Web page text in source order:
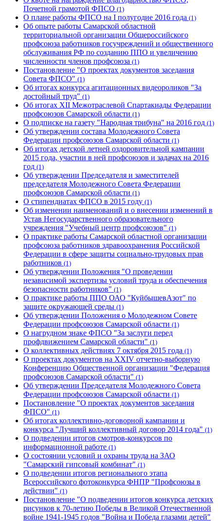
Почетной грамотой ФПСО (1)
О плане работы ФПСО на I полугодие 2016 года (1)
Об опыте работы Самарской областной
территориальной организации Общероссийского
профсоюза работников госучреждений и общественного
обслуживания РФ по созданию ППО и увеличению
численности членов профсоюза (1)
Постановление "О проектах документов заседания
Совета ФПСО" (1)
Об итогах конкурса агитационных видеороликов "За
достойный труд" (1)
Об итогах XII Межотраслевой Спартакиады Федерации
профсоюзов Самарской области (1)
О подписке на газету "Народная трибуна" на 2016 год (1)
Об утверждении состава Молодежного Совета
Федерации профсоюзов Самарской области (1)
Об итогах детской летней оздоровительной кампании
2015 года, участии в ней профсоюзов и задачах на 2016
год (1)
Об утверждении Председателя и заместителей
председателя Молодежного Совета Федерации
профсоюзов Самарской области (1)
О стипендиатах ФПСО в 2015 году (1)
Об изменении наименований и о внесении изменений в
Устав Негосударственного образовательного
учреждения "Учебный центр профсоюзов" (1)
О практике работы Самарской областной организации
профсоюза работников здравоохранения Российской
Федерации в сфере защиты социально-трудовых прав
работников (1)
Об утверждении Положения "О проведении
независимой экспертизы условий труда и обеспечения
безопасности работников" (1)
О практике работы ППО ОАО "КуйбышевАзот" по
защите окружающей среды (1)
Об утверждении Положения о Молодежном Совете
Федерации профсоюзов Самарской области (1)
О нагрудном знаке ФПСО "За заслуги перед
профдвижением Самарской области" (1)
О коллективных действиях 7 октября 2015 года (1)
О проектах документов на XXIV отчетно-выборную
Конференцию Общественной организации "Федерация
профсоюзов Самарской области" (1)
Об утверждении Председателя Молодежного Совета
Федерации профсоюзов Самарской области (1)
Постановление "О проектах документов заседания
ФПСО" (1)
Об итогах коллективно-договорной кампании и
конкурса "Лучший коллективный договор 2014 года" (1)
О подведении итогов смотров-конкурсов по
информационной работе (1)
О состоянии условий и охраны труда на ЗАО
"Самарский гипсовый комбинат" (1)
О подведении итогов регионального этапа
Всероссийского фотоконкурса ФНПР "Профсоюзы в
действии" (1)
Постановление "О подведении итогов конкурса детских
рисунков к 70-летию Победы в Великой Отечественной
войне 1941-1945 годов "Война и Победа глазами детей"